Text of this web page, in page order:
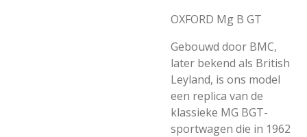
OXFORD Mg B GT
Gebouwd door BMC,
later bekend als British
Leyland, is ons model
een replica van de
klassieke MG BGT-
sportwagen die in 1962